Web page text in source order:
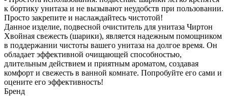
к бортику унитаза и не вызывают неудобств при пользовании.
Просто закрепите и наслаждайтесь чистотой!
Данное изделие, подвесной очиститель для унитаза Чиртон
Хвойная свежесть (шарики), является надежным помощником
в поддержании чистоты вашего унитаза на долгое время. Он
обладает эффективной очищающей способностью,
длительным действием и приятным ароматом, создавая
комфорт и свежесть в ванной комнате. Попробуйте его сами и
оцените его эффективность!
Бренд